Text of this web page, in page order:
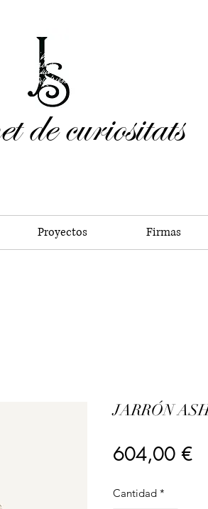
de curiositats
Proyectos Firmas
JARRÓN
604,00 €
Cantidad *